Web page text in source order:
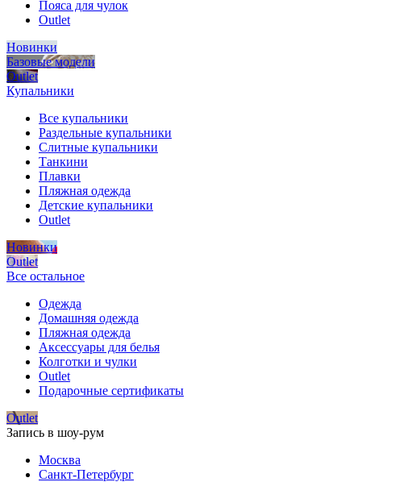
Пояса для чулок
Outlet
Новинки
Базовые модели
Outlet
Купальники
Все купальники
Раздельные купальники
Слитные купальники
Танкини
Плавки
Пляжная одежда
Детские купальники
Outlet
Новинки
Outlet
Все остальное
Одежда
Домашняя одежда
Пляжная одежда
Аксессуары для белья
Колготки и чулки
Outlet
Подарочные сертификаты
Outlet
Запись в шоу-рум
Москва
Санкт-Петербург